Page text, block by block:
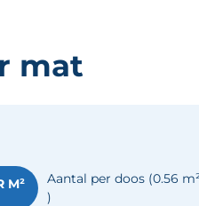
mat
M² Aantal per doos (0.56
)